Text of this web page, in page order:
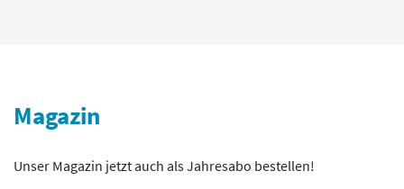
Magazin
Unser Magazin jetzt auch als Jahresabo bestellen!